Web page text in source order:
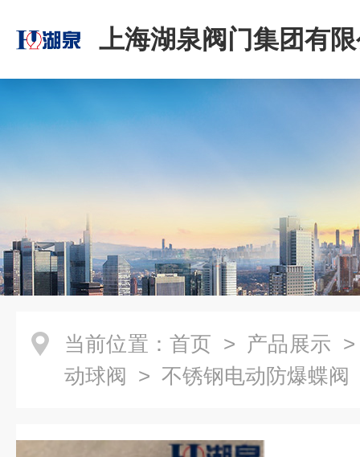
上海湖泉阀门集团有
当前位置： 首页 > 产品展示
动球阀 > 不锈钢电动防爆蝶阀